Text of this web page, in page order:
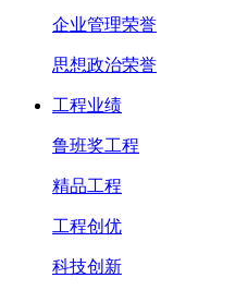
企业管理荣誉
思想政治荣誉
工程业绩
鲁班奖工程
精品工程
工程创优
科技创新